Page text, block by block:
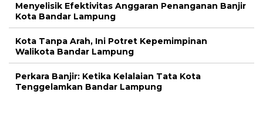
Menyelisik Efektivitas Anggaran Penanganan Banjir
Kota Bandar Lampung
Kota Tanpa Arah, Ini Potret Kepemimpinan
Walikota Bandar Lampung
Perkara Banjir: Ketika Kelalaian Tata Kota
Tenggelamkan Bandar Lampung